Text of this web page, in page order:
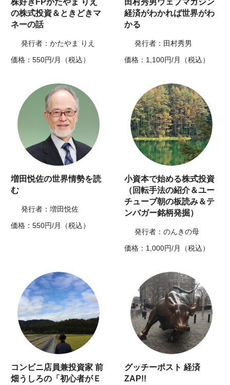
株好きFPかたやま りえ
の株式投資＆ときどきマ
ネーの話
発行者：かたやま りえ
価格：550円/月（税込）
田村秀男ウェブマガジン
経済がわかれば世界がわ
かる
発行者：田村秀男
価格：1,100円/月（税込）
増田悦佐の世界情勢を読
む
発行者：増田悦佐
価格：550円/月（税込）
小資本で始める株式投資
（回転手法の紹介＆ユー
チューブ朝の板読み＆テ
ンバガー銘柄発掘）
発行者：のんきの母
価格：1,000円/月（税込）
コンビニ店員兼投資家 前
畑うしろの「初心者がＥ
グッチーポスト 経済
ZAP!!